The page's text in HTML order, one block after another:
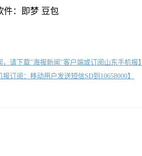
：即梦 豆包
，请下载"海报新闻"客户端或订阅山东手机报】
报订阅：移动用户发送短信SD到10658000】